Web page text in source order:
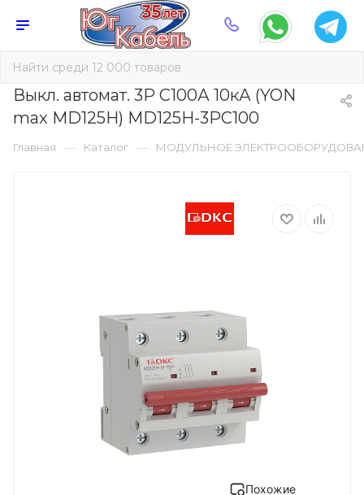
Выкл. автомат. 3Р С100А 10кА (YON
max MD125H) MD125H-3PC100
Главная — Каталог — МОДУЛЬНОЕ
Похожие